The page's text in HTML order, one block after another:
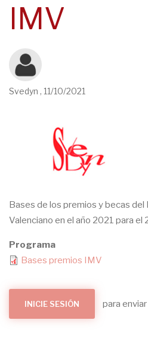
navegación
IMV
Svedyn , 11/10/2021
Bases de los premios y becas
Valenciano en el año 2021 para el
Programa
Bases premios IMV
INICIE SESIÓN para